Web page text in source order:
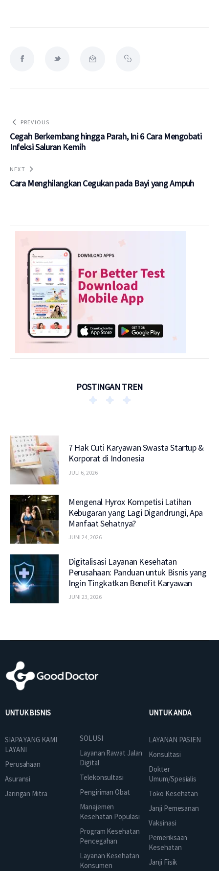
PREVIOUS
Cegah Berkembang hingga Parah, Ini 6 Cara Mengobati
Infeksi Saluran Kemih
NEXT
Cara Menghilangkan Cegukan pada Bayi yang Ampuh
POSTINGAN TREN
7 Hak Cuti Karyawan Swasta Startup &
Korporat di Indonesia
JULI 6, 2026
Mengenal Hyrox Kompetisi Latihan
Kebugaran yang Lagi Digandrungi, Apa
Manfaat Sehatnya?
JUNI 24, 2026
Digitalisasi Layanan Kesehatan
Perusahaan: Panduan untuk Bisnis yang
Ingin Tingkatkan Benefit Karyawan
JUNI 23, 2026
UNTUK BISNIS
SIAPA YANG KAMI
LAYANI
Perusahaan
Asuransi
Jaringan Mitra
SOLUSI
Layanan Rawat Jalan
Digital
Telekonsultasi
Pengiriman Obat
Manajemen
Kesehatan Populasi
Program Kesehatan
Pencegahan
Layanan Kesehatan
Konsumen
UNTUK ANDA
LAYANAN PASIEN
Konsultasi
Dokter
Umum/Spesialis
Toko Kesehatan
Janji Pemesanan
Vaksinasi
Pemeriksaan
Kesehatan
Janji Fisik